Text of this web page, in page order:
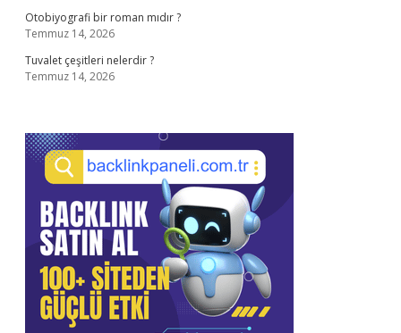
Otobiyografi bir roman mıdır ?
Temmuz 14, 2026
Tuvalet çeşitleri nelerdir ?
Temmuz 14, 2026